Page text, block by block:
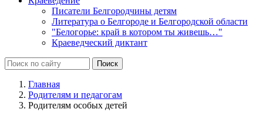
Писатели Белгородчины детям
Литература о Белгороде и Белгородской области
"Белогорье: край в котором ты живешь…"
Краеведческий диктант
Главная
Родителям и педагогам
Родителям особых детей